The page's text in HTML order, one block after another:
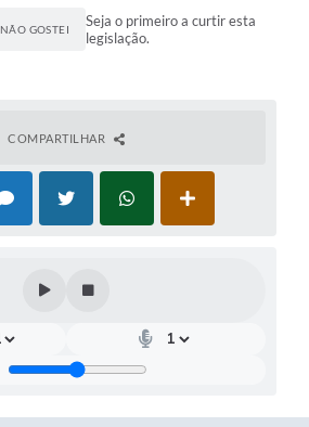
NÃO GOSTEI
Seja o primeiro a curtir esta
legislação.
COMPARTILHAR